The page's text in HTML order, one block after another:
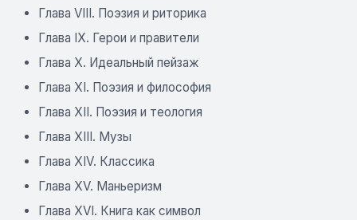
Глава VIII. Поэзия и риторика
Глава IX. Герои и правители
Глава X. Идеальный пейзаж
Глава XI. Поэзия и философия
Глава XII. Поэзия и теология
Глава XIII. Музы
Глава XIV. Классика
Глава XV. Маньеризм
Глава XVI. Книга как символ